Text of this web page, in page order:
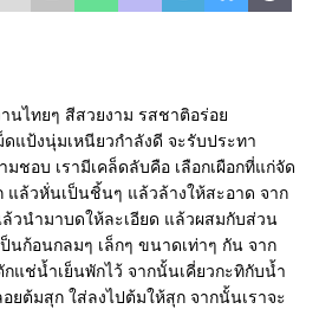
นไทยๆ สีสวยงาม รสชาติอร่อย
แป้งนุ่มเหนียวกำลังดี จะรับประทา
ชอบ เรามีเคล็ดลับคือ เลือกเผือกที่แก่จัด
แล้วหั่นเป็นชิ้นๆ แล้วล้างให้สะอาด จาก
วนำมาบดให้ละเอียด แล้วผสมกับส่วน
นก้อนกลมๆ เล็กๆ ขนาดเท่าๆ กัน จาก
แช่น้ำเย็นพักไว้ จากนั้นเคี่ยวกะทิกับน้ำ
ต้มสุก ใส่ลงไปต้มให้สุก จากนั้นเราจะ